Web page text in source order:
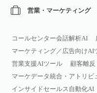
営業・マーケティング
コールセンター会話解析AI
マーケティング／広告向けAI
営業支援AIツール
顧客離
マーケデータ統合・アトリビ
インサイドセールス自動化AI